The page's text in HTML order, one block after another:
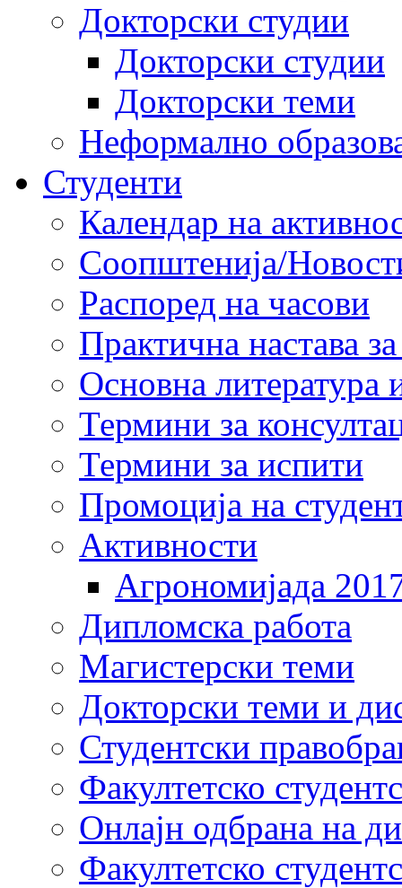
Докторски студии
Докторски студии
Докторски теми
Неформално
Студенти
Календар на
Соопштенија/
Распоред на часови
Практична настава
Основна литература
Термини за
Термини за испити
Промоција на
Активности
Агрономијада
Дипломска работа
Магистерски теми
Докторски теми и
Студентски
Факултетско
Онлајн одбрана на
Факултетско